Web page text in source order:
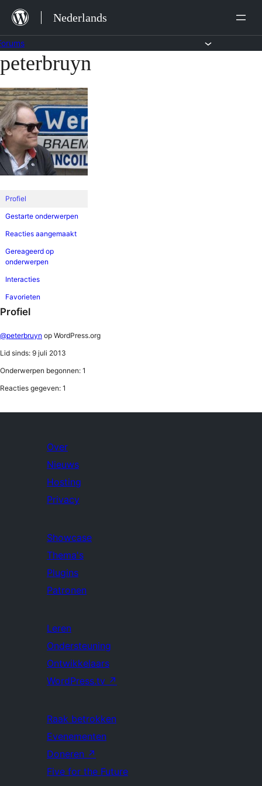
naar
de
inhoud
Nederlands
Ga
naar
de
inhoud
peterbruyn
Profiel
Gestarte onderwerpen
Reacties aangemaakt
Gereageerd op
onderwerpen
Interacties
Favorieten
Profiel
@peterbruyn op WordPress.org
Lid sinds: 9 juli 2013
Onderwerpen begonnen: 1
Reacties gegeven: 1
Over
Nieuws
Hosting
Privacy
Showcase
Thema's
Plugins
Patronen
Leren
Ondersteuning
Ontwikkelaars
WordPress.tv ↗
Raak betrokken
Evenementen
Doneren ↗
Five for the Future